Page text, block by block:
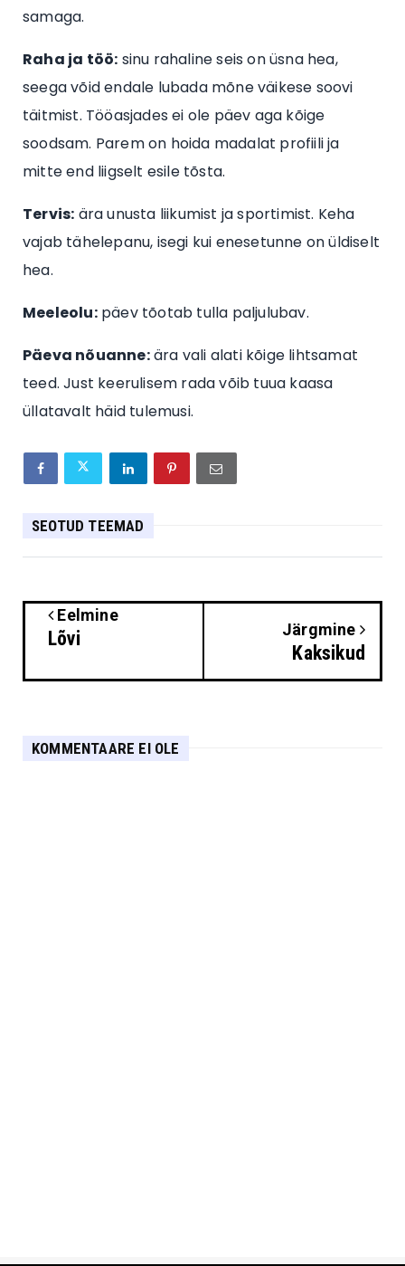
samaga.
Raha ja töö: sinu rahaline seis on üsna hea,
seega võid endale lubada mõne väikese soovi
täitmist. Tööasjades ei ole päev aga kõige
soodsam. Parem on hoida madalat profiili ja
mitte end liigselt esile tõsta.
Tervis: ära unusta liikumist ja sportimist. Keha
vajab tähelepanu, isegi kui enesetunne on üldiselt
hea.
Meeleolu:päev tõotab tulla paljulubav.
Päeva nõuanne:ära vali alati kõige lihtsamat
teed. Just keerulisem rada võib tuua kaasa
üllatavalt häid tulemusi.
SEOTUD TEEMAD
Eelmine
Lõvi Järgmine
Kaksikud
KOMMENTAARE EI OLE